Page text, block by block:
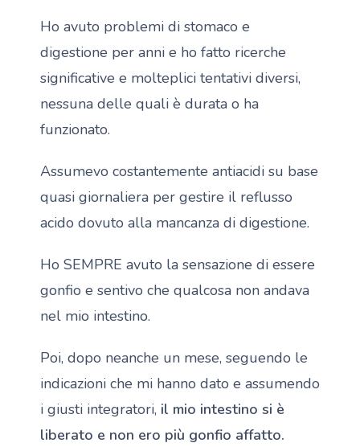
Ho avuto problemi di stomaco e
digestione per anni e ho fatto ricerche
significative e molteplici tentativi diversi,
nessuna delle quali è durata o ha
funzionato.
Assumevo costantemente antiacidi su base
quasi giornaliera per gestire il reflusso
acido dovuto alla mancanza di digestione.
Ho SEMPRE avuto la sensazione di essere
gonfio e sentivo che qualcosa non andava
nel mio intestino.
Poi, dopo neanche un mese, seguendo le
indicazioni che mi hanno dato e assumendo
i giusti integratori, il mio intestino si è
liberato e non ero più gonfio affatto.